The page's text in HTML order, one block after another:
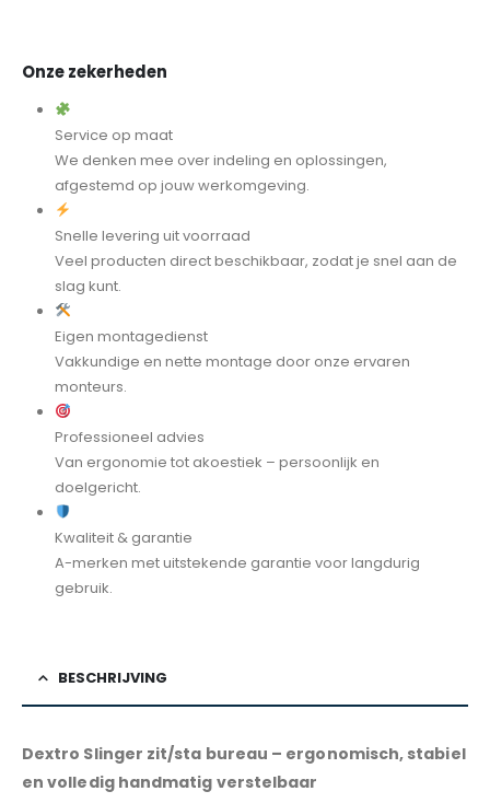
Onze zekerheden
Service op maat
We denken mee over indeling en oplossingen,
afgestemd op jouw werkomgeving.
Snelle levering uit voorraad
Veel producten direct beschikbaar, zodat je snel aan de
slag kunt.
Eigen montagedienst
Vakkundige en nette montage door onze ervaren
monteurs.
Professioneel advies
Van ergonomie tot akoestiek – persoonlijk en
doelgericht.
Kwaliteit & garantie
A-merken met uitstekende garantie voor langdurig
gebruik.
BESCHRIJVING
Dextro Slinger zit/sta bureau – ergonomisch, stabiel
en volledig handmatig verstelbaar